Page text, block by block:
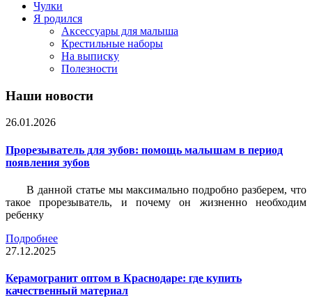
Чулки
Я родился
Аксессуары для малыша
Крестильные наборы
На выписку
Полезности
Наши новости
26.01.2026
Прорезыватель для зубов: помощь малышам в период
появления зубов
В данной статье мы максимально подробно разберем, что
такое прорезыватель, и почему он жизненно необходим
ребенку
Подробнее
27.12.2025
Керамогранит оптом в Краснодаре: где купить
качественный материал